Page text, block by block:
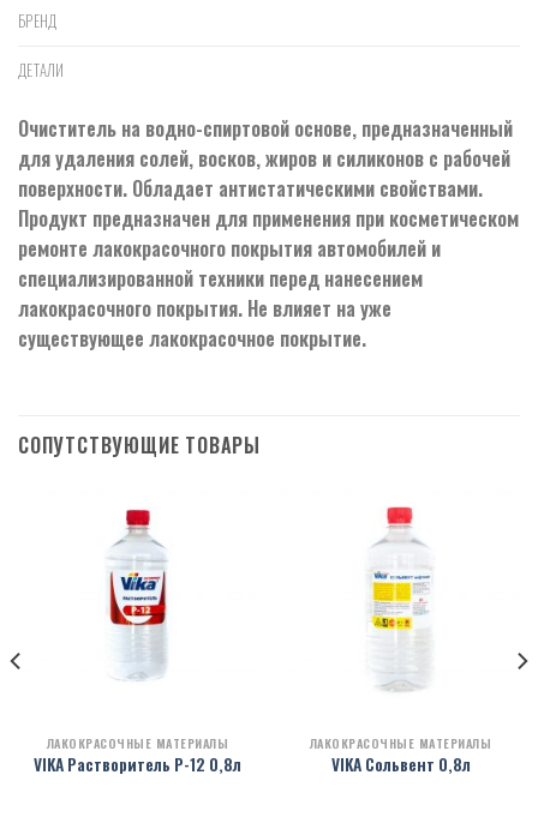
БРЕНД
ДЕТАЛИ
Очиститель на водно-спиртовой основе, предназначенный
для удаления солей, восков, жиров и силиконов с рабочей
поверхности. Обладает антистатическими свойствами.
Продукт предназначен для применения при косметическом
ремонте лакокрасочного покрытия автомобилей и
специализированной техники перед нанесением
лакокрасочного покрытия. Не влияет на уже
существующее лакокрасочное покрытие.
СОПУТСТВУЮЩИЕ ТОВАРЫ
ЛАКОКРАСОЧНЫЕ МАТЕРИАЛЫ
VIKA Растворитель Р-12 0,8л
ЛАКОКРАСОЧНЫЕ МАТЕРИАЛЫ
VIKA Сольвент 0,8л